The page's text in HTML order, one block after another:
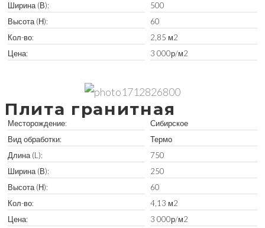
Ширина (В):
Высота (Н):
Кол-во:
Цена:
500
60
2,85 м2
3 000р/м2
Плита гранитная
Месторождение:
Вид обработки:
Длина (L):
Ширина (В):
Высота (Н):
Кол-во:
Цена:
Сибирское
Термо
750
250
60
4,13 м2
3 000р/м2